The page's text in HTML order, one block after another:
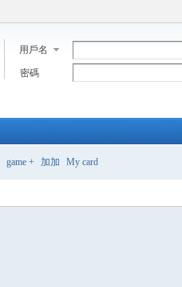
用戶名
密碼
game + 加加 My card